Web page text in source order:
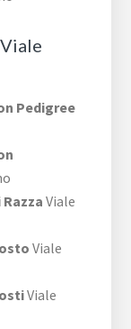
Pedigree
Viale
Viale
Viale